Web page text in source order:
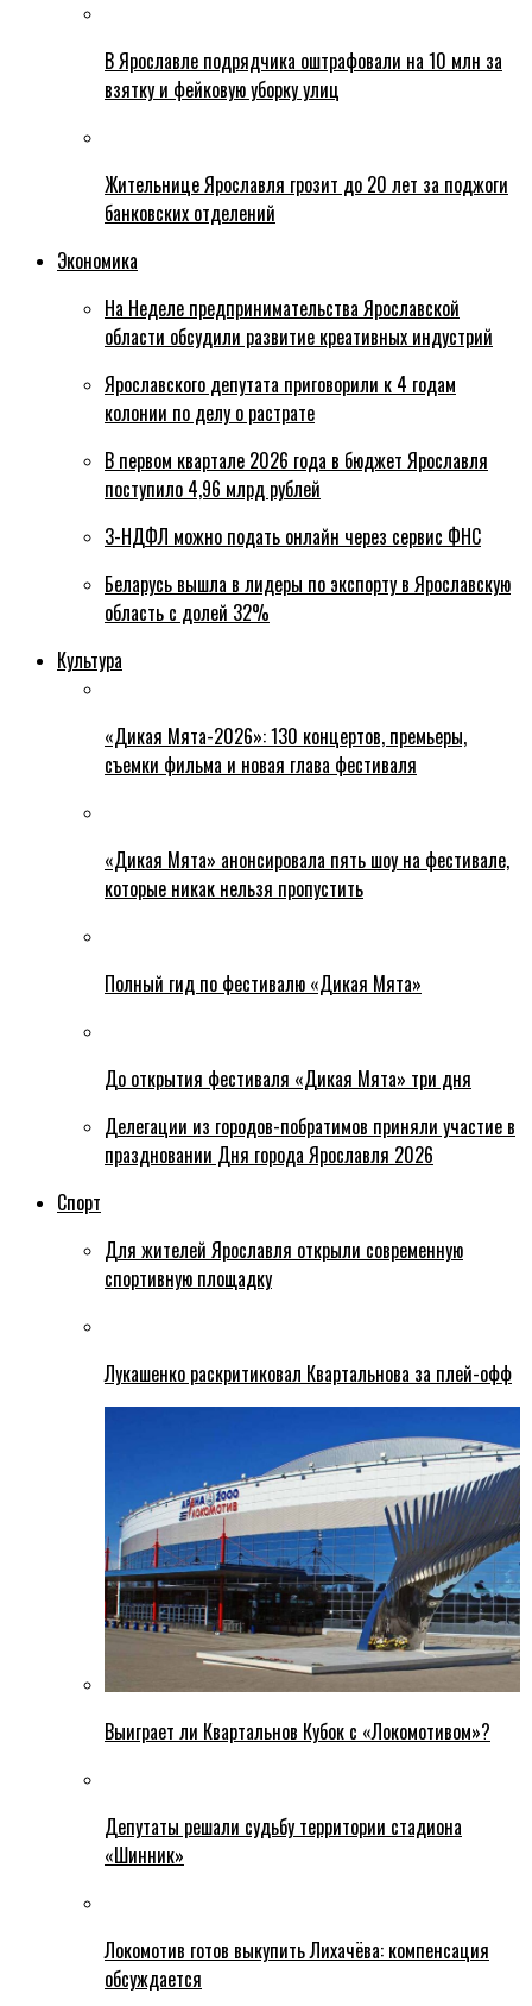
В Ярославле подрядчика оштрафовали на 10 млн за
взятку и фейковую уборку улиц
Жительнице Ярославля грозит до 20 лет за поджоги
банковских отделений
Экономика
На Неделе предпринимательства Ярославской
области обсудили развитие креативных индустрий
Ярославского депутата приговорили к 4 годам
колонии по делу о растрате
В первом квартале 2026 года в бюджет Ярославля
поступило 4,96 млрд рублей
3-НДФЛ можно подать онлайн через сервис ФНС
Беларусь вышла в лидеры по экспорту в Ярославскую
область с долей 32%
Культура
«Дикая Мята-2026»: 130 концертов, премьеры,
съемки фильма и новая глава фестиваля
«Дикая Мята» анонсировала пять шоу на фестивале,
которые никак нельзя пропустить
Полный гид по фестивалю «Дикая Мята»
До открытия фестиваля «Дикая Мята» три дня
Делегации из городов-побратимов приняли участие в
праздновании Дня города Ярославля 2026
Спорт
Для жителей Ярославля открыли современную
спортивную площадку
Лукашенко раскритиковал Квартальнова за плей-офф
Выиграет ли Квартальнов Кубок с «Локомотивом»?
Депутаты решали судьбу территории стадиона
«Шинник»
Локомотив готов выкупить Лихачёва: компенсация
обсуждается